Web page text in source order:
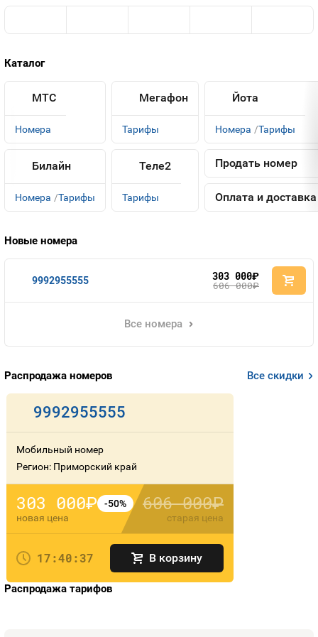
Каталог
МТС
Номера
Билайн
Номера Тарифы
Мегафон
Тарифы
Теле2
Тарифы
Йота
Номера Тарифы
Продать номер
Оплата и доставка
Новые номера
9992955555 303 000руб.
606 000руб.
Все номера
Распродажа номеров Все скидки
9992955555
Мобильный номер
Регион: Приморский край
303 000руб.
-50%
новая цена
606 000руб.
старая цена
17:40:37 В корзину
Распродажа тарифов